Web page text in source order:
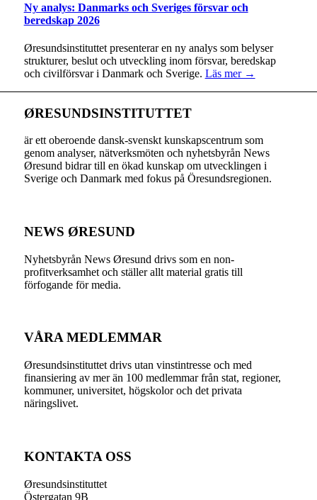
Ny analys: Danmarks och Sveriges försvar och
beredskap 2026
Øresundsinstituttet presenterar en ny analys som belyser
strukturer, beslut och utveckling inom försvar, beredskap
och civilförsvar i Danmark och Sverige. Läs mer →
ØRESUNDSINSTITUTTET
är ett oberoende dansk-svenskt kunskapscentrum som
genom analyser, nätverksmöten och nyhetsbyrån News
Øresund bidrar till en ökad kunskap om utvecklingen i
Sverige och Danmark med fokus på Öresundsregionen.
NEWS ØRESUND
Nyhetsbyrån News Øresund drivs som en non-
profitverksamhet och ställer allt material gratis till
förfogande för media.
VÅRA MEDLEMMAR
Øresundsinstituttet drivs utan vinst­intresse och med
finansiering av mer än 100 medlemmar från stat, regioner,
kommuner, universitet, högskolor och det privata
näringslivet.
KONTAKTA OSS
Øresundsinstituttet
Östergatan 9B